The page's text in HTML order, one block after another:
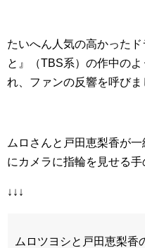
たいへん人気の高かった
と』（TBS系）の作中の
れ、ファンの反響を呼びま
ムロさんと戸田恵梨香が
にカメラに指輪を見せる
↓↓↓
ムロツヨシと戸田恵梨香